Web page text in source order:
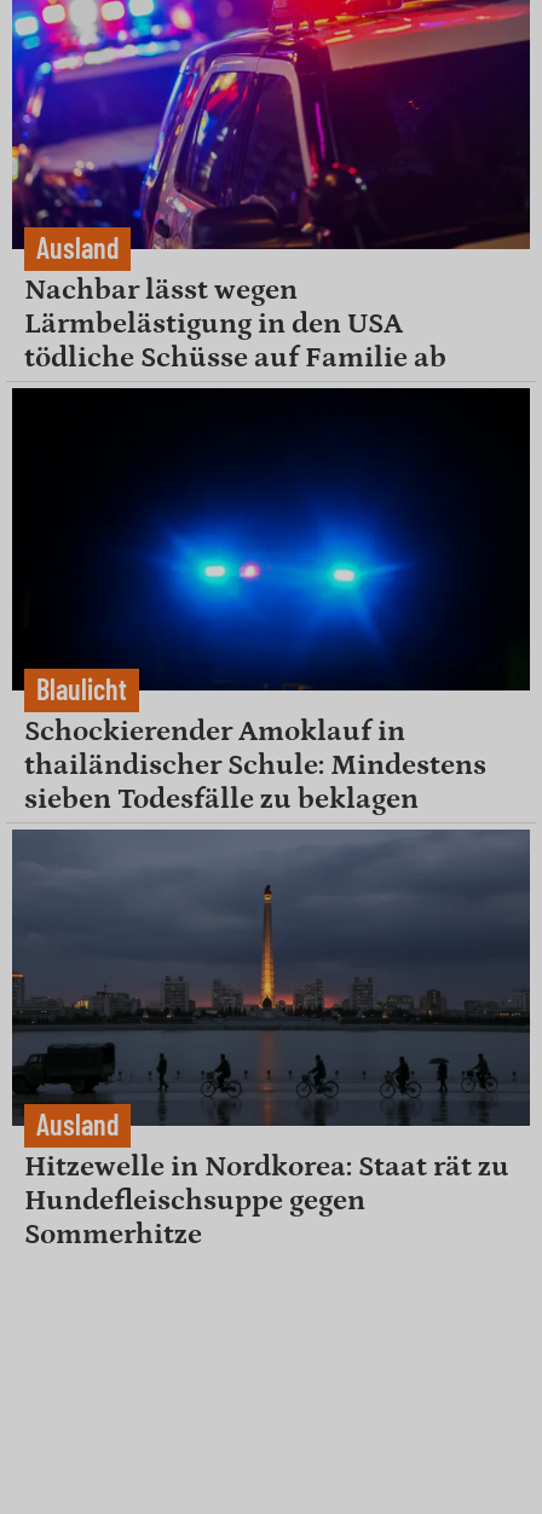
Ausland
Nachbar lässt wegen
Lärmbelästigung in den USA
tödliche Schüsse auf Familie ab
Blaulicht
Schockierender Amoklauf in
thailändischer Schule: Mindestens
sieben Todesfälle zu beklagen
Ausland
Hitzewelle in Nordkorea: Staat rät zu
Hundefleischsuppe gegen
Sommerhitze